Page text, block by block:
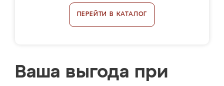
ПЕРЕЙТИ В КАТАЛОГ
Ваша выгода при